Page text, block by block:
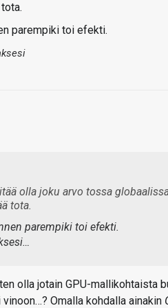
parempiki toi efekti.
olla joku arvo tossa
tota.
parempiki toi efekti.
olla jotain GPU-mallikohtaista
Omalla kohdalla ainakin